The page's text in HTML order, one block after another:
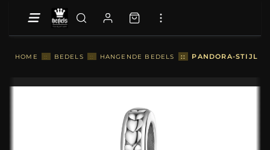
HOME :: BEDELS :: HANGENDE BEDELS :: PANDORA-STIJL